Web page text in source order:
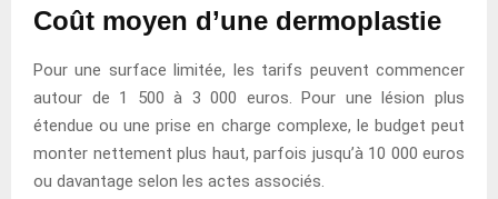
Coût moyen d’une dermoplastie
Pour une surface limitée, les tarifs peuvent commencer
autour de 1 500 à 3 000 euros. Pour une lésion plus
étendue ou une prise en charge complexe, le budget peut
monter nettement plus haut, parfois jusqu’à 10 000 euros
ou davantage selon les actes associés.